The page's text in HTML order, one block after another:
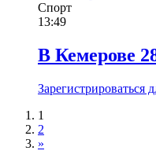
Спорт
13:49
В Кемерове
Зарегистрироваться
1
2
»